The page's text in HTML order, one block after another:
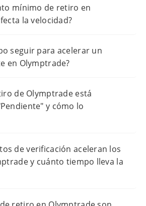
mínimo de retiro en
la velocidad?
seguir para acelerar un
en Olymptrade?
de Olymptrade está
y cómo lo
de verificación aceleran los
y cuánto tiempo lleva la